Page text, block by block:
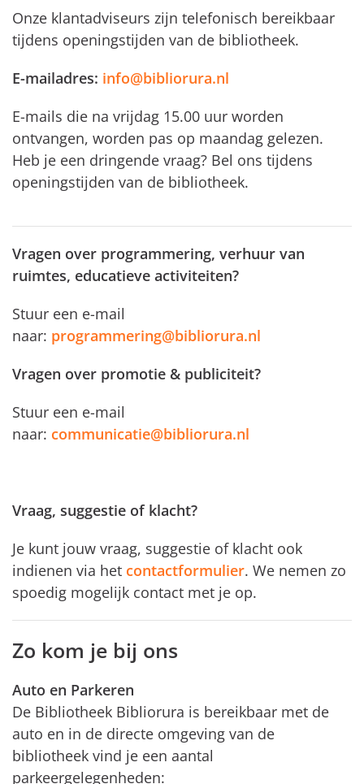
Onze klantadviseurs zijn telefonisch bereikbaar
tijdens openingstijden van de bibliotheek.
E-mailadres: info@bibliorura.nl
E-mails die na vrijdag 15.00 uur worden
ontvangen, worden pas op maandag gelezen.
Heb je een dringende vraag? Bel ons tijdens
openingstijden van de bibliotheek.
Vragen over programmering, verhuur van
ruimtes, educatieve activiteiten?
Stuur een e-mail
naar: programmering@bibliorura.nl
Vragen over promotie & publiciteit?
Stuur een e-mail
naar: communicatie@bibliorura.nl
Vraag, suggestie of klacht?
Je kunt jouw vraag, suggestie of klacht ook
indienen via het contactformulier. We nemen zo
spoedig mogelijk contact met je op.
Zo kom je bij ons
Auto en Parkeren
De Bibliotheek Bibliorura is bereikbaar met de
auto en in de directe omgeving van de
bibliotheek vind je een aantal
parkeergelegenheden: